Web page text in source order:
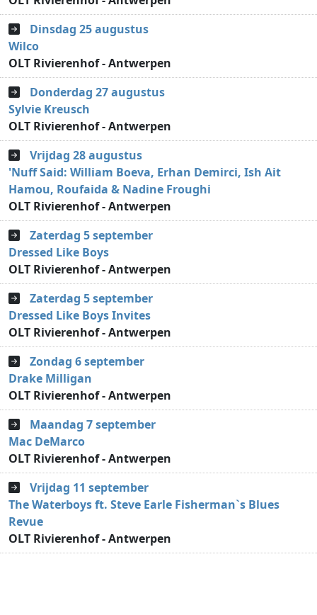
Dinsdag 25 augustus
Wilco
OLT Rivierenhof - Antwerpen
Donderdag 27 augustus
Sylvie Kreusch
OLT Rivierenhof - Antwerpen
Vrijdag 28 augustus
'Nuff Said: William Boeva, Erhan Demirci, Ish Ait
Hamou, Roufaida & Nadine Froughi
OLT Rivierenhof - Antwerpen
Zaterdag 5 september
Dressed Like Boys
OLT Rivierenhof - Antwerpen
Zaterdag 5 september
Dressed Like Boys Invites
OLT Rivierenhof - Antwerpen
Zondag 6 september
Drake Milligan
OLT Rivierenhof - Antwerpen
Maandag 7 september
Mac DeMarco
OLT Rivierenhof - Antwerpen
Vrijdag 11 september
The Waterboys ft. Steve Earle Fisherman`s Blues
Revue
OLT Rivierenhof - Antwerpen